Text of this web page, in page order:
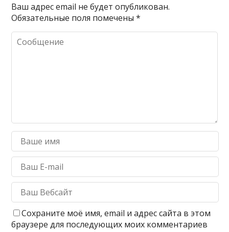
Ваш адрес email не будет опубликован.
Обязательные поля помечены*
Сохраните моё имя, email и адрес сайта в этом
браузере для последующих моих комментариев